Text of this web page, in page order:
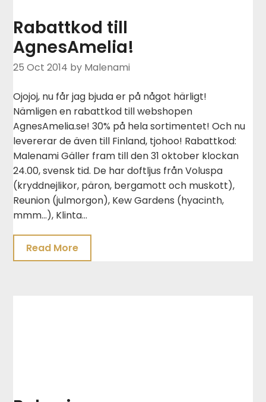
Rabattkod till
AgnesAmelia!
25 Oct 2014 by Malenami
Ojojoj, nu får jag bjuda er på något härligt!
Nämligen en rabattkod till webshopen
AgnesAmelia.se! 30% på hela sortimentet! Och nu
levererar de även till Finland, tjohoo! Rabattkod:
Malenami Gäller fram till den 31 oktober klockan
24.00, svensk tid. De har doftljus från Voluspa
(kryddnejlikor, päron, bergamott och muskott),
Reunion (julmorgon), Kew Gardens (hyacinth,
mmm…), Klinta…
Read More